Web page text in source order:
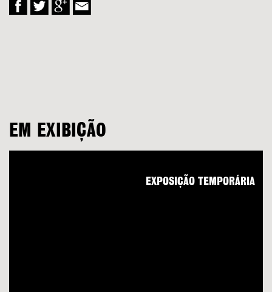
EM EXIBIÇÃO
EXPOSIÇÃO TEMPORÁRIA